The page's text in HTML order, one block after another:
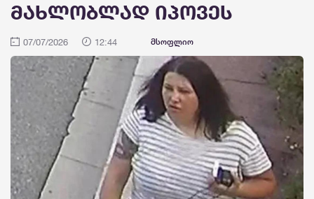
მახლობლად იპოვეს
07/07/2026 12:44 მსოფლიო